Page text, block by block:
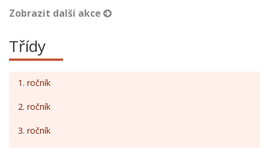
Zobrazit další akce
Třídy
1. ročník
2. ročník
3. ročník